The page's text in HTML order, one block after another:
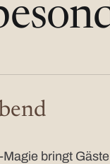
bringt